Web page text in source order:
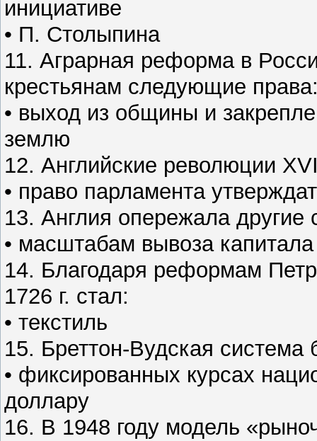
инициативе
• П. Столыпина
11. Аграрная реформа в
крестьянам следующие
• выход из общины и
землю
12. Английские революции
• право парламента
13. Англия опережала
• масштабам вывоза капитала
14. Благодаря реформам
1726 г. стал:
• текстиль
15. Бреттон-Вудская
• фиксированных курсах
доллару
16. В 1948 году модель